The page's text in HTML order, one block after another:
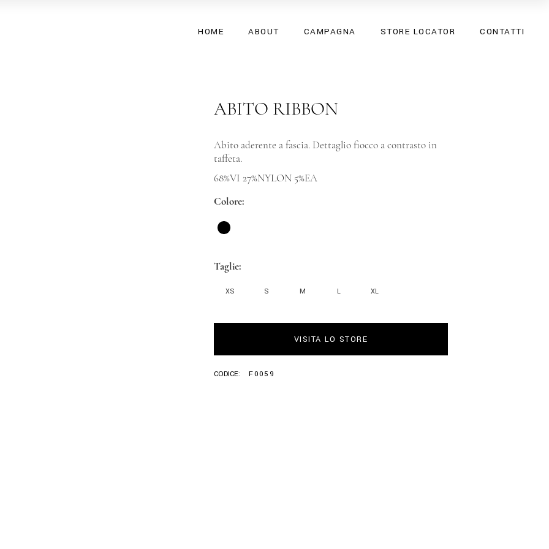
HOME ABOUT CAMPAGNA
SPRING SUMMER 25
STORE LOCATOR CONTATTI
ABITO RIBBON
Abito aderente a fascia. Dettaglio fiocco a contrasto in
taffeta.
68%VI 27%NYLON 5%EA
Colore
Taglie
XS S M L XL
VISITA LO STORE
CODICE: F0059